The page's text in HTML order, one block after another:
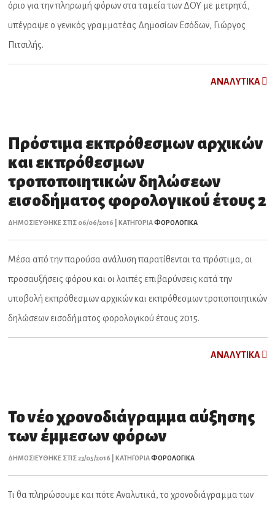
όριο για την πληρωμή φόρων στα ταμεία των ΔΟΥ με μετρητά,
υπέγραψε ο γενικός γραμματέας Δημοσίων Εσόδων, Γιώργος
Πιτσιλής.
ΑNAΛYTIKA
Πρόστιμα εκπρόθεσμων αρχικών
και εκπρόθεσμων
τροποποιητικών δηλώσεων
εισοδήματος φορολογικού έτους 2
ΔΗΜΟΣΙΕΥΘΗΚΕ ΣΤΙΣ 06/06/2016 | ΚΑΤΗΓΟΡΙΑΦΟΡΟΛΟΓΙΚΑ
Μέσα από την παρούσα ανάλυση παρατίθενται τα πρόστιμα, οι
προσαυξήσεις φόρου και οι λοιπές επιβαρύνσεις κατά την
υποβολή εκπρόθεσμων αρχικών και εκπρόθεσμων τροποποιητικών
δηλώσεων εισοδήματος φορολογικού έτους 2015.
ΑNAΛYTIKA
Το νέο χρονοδιάγραμμα αύξησης
των έμμεσων φόρων
ΔΗΜΟΣΙΕΥΘΗΚΕ ΣΤΙΣ 23/05/2016 | ΚΑΤΗΓΟΡΙΑΦΟΡΟΛΟΓΙΚΑ
Τι θα πληρώσουμε και πότε Αναλυτικά, το χρονοδιάγραμμα των